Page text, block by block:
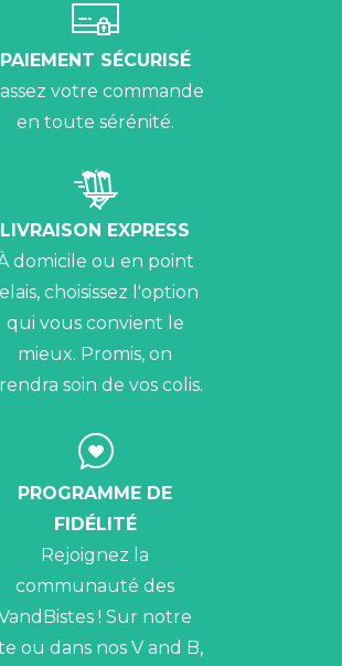
PAIEMENT SÉCURISÉ
votre commande
en toute sérénité.
LIVRAISON EXPRESS
domicile ou en point
choisissez l'option
qui vous convient le
mieux. Promis, on
soin de vos colis.
PROGRAMME DE
FIDÉLITÉ
Rejoignez la
communauté des
! Sur notre
ou dans nos V and B,